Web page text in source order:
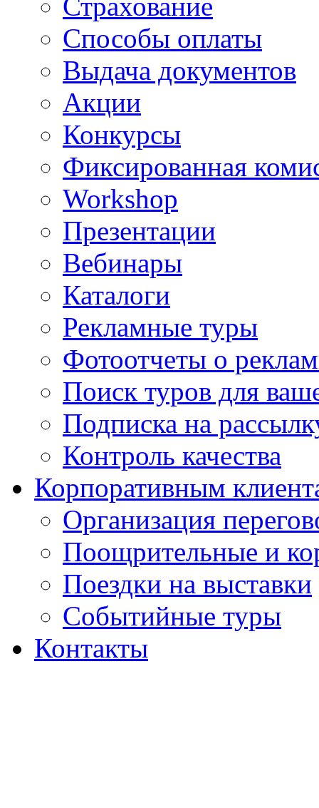
Страхование
Способы оплаты
Выдача документов
Акции
Конкурсы
Фиксированная
Workshop
Презентации
Вебинары
Каталоги
Рекламные туры
Фотоотчеты о
Поиск туров для
Подписка на
Контроль качества
Корпоративным
Организация
Поощрительные и
Поездки на выставки
Событийные туры
Контакты